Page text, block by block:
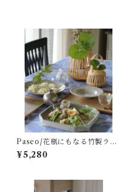
Paseo/花瓶にもなる竹製ラン
タン/LT-05NL
¥5,280